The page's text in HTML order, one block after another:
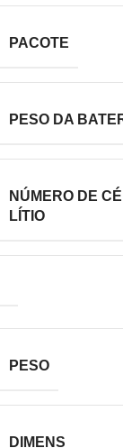
PACOTE
PESO DA
NÚMERO DE
LÍTIO
PESO
DIMENS